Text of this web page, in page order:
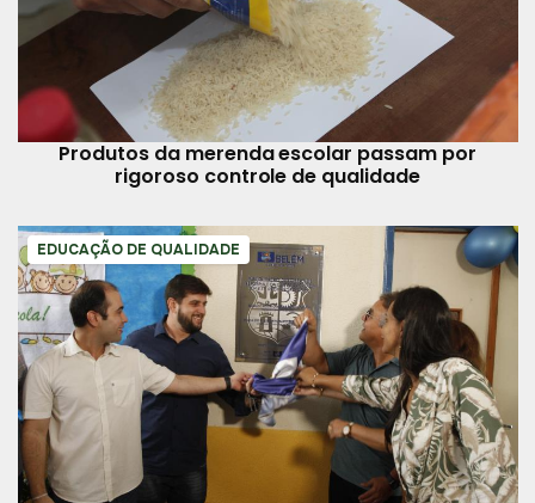
Produtos da merenda escolar passam por
rigoroso controle de qualidade
EDUCAÇÃO DE QUALIDADE